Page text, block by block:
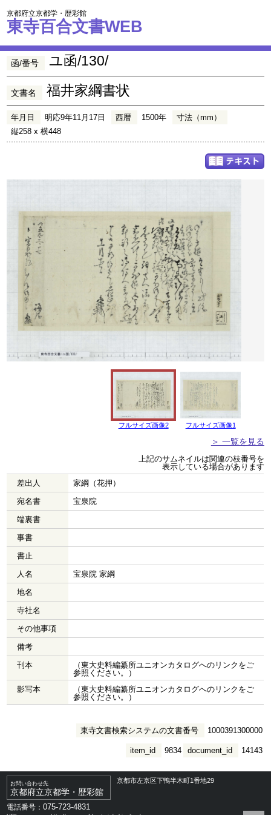
京都府立京都学・歴彩館
東寺百合文書WEB
函/番号 ユ函/130/
文書名 福井家綱書状
年月日 明応9年11月17日 西暦 1500年
寸法（mm）
縦258 x 横448
フルサイズ画像2 フルサイズ画像1
＞ 一覧を見る
上記のサムネイルは関連の枝番号を
表示している場合があります
差出人
家綱（花押）
宛名書
宝泉院
端裏書
事書
書止
人名
宝泉院 家綱
地名
寺社名
その他事項
備考
刊本
（東大史料編纂所ユニオンカタログへのリンクをご
参照ください。）
影写本
（東大史料編纂所ユニオンカタログへのリンクをご
参照ください。）
東寺文書検索システムの文書番号 1000391300000
document_id 14143
item_id 9834
お問い合わせ先
京都府立京都学・歴彩館
京都市左京区下鴨半木町1番地29
電話番号：075-723-4831